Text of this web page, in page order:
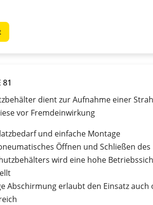
81
dient zur Aufnahme einer
vor Fremdeinwirkung
und einfache Montage
Öffnen und Schließen des
wird eine hohe
Abschirmung erlaubt den Einsatz auch